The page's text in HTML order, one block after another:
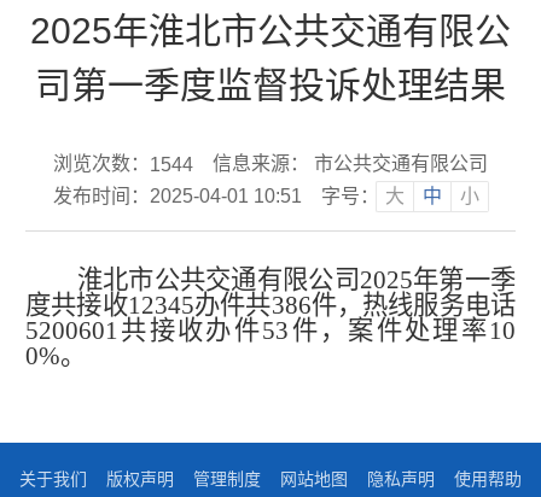
2025年淮北市公共交通有限公
司第一季度监督投诉处理结果
浏览次数： 1544
信息来源： 市公共交通有限公司
发布时间：2025-04-01 10:51
字号： 大 中 小
淮北市公共交通有限公司2025年第一季
度共接收12345办件共386件，热线服务电话
5200601共接收办件53件，案件处理率10
0%。
关于我们 版权声明 管理制度 网站地图 隐私声明 使用帮助